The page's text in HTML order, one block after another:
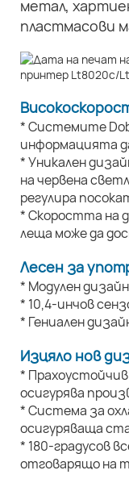
метал,
пластмасови
* Системите
информацията
* Уникален
на червена
регулира
* Скоростта на
леща може да
Лесен за
* Модулен
* 10,4-инчов
* Гениален
Изцяло нов
*
осигурява
* Система за
осигуряваща
* 180-градусов
отговарящо на